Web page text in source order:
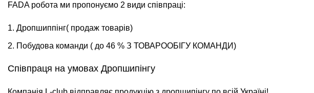
FADA робота ми пропонуємо 2 види співпраці:
Дропшиппінг( продаж товарів)
Побудова команди ( до 46 % З ТОВАРООБІГУ КОМАНДИ)
Співпраця на умовах Дропшипінгу